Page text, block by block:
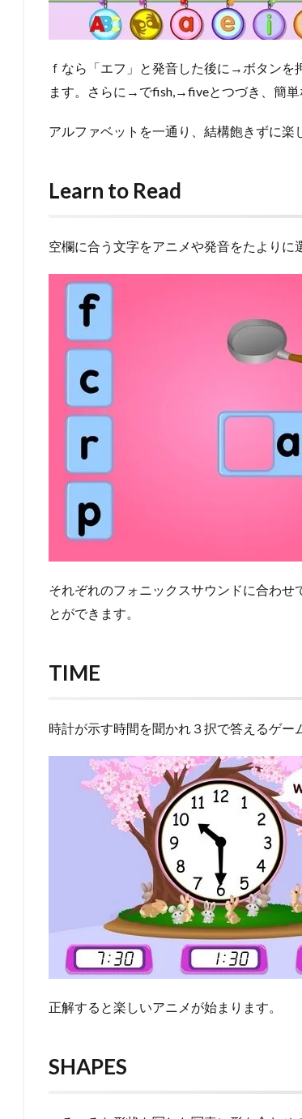
ｆなら「エフ」と発音した後に→ボタンを
ます。さらに→でfish,→fiveとつづき、簡単
アルファベットを一通り、結構飽きずに楽
Learn to Read
空欄に合う文字をアニメや発音をたよりに
それぞれのフォニックスサウンドに合わ
とができます。
TIME
時計が示す時間を聞かれ３択で答えるゲー
正解すると楽しいアニメが始まります。
SHAPES